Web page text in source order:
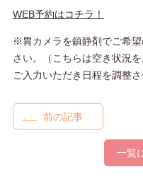
WEB予約はコチラ！
※胃カメラを鎮静剤でご希望
さい。（こちらは空き状況
ご入力いただき日程を調整さ
前の記事
一覧